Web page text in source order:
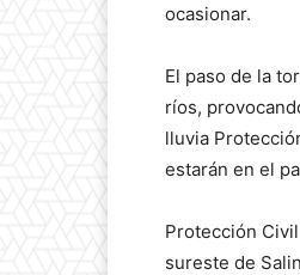
ocasionar.
El paso de la
ríos,
lluvia
estarán en el
Protección
sureste de